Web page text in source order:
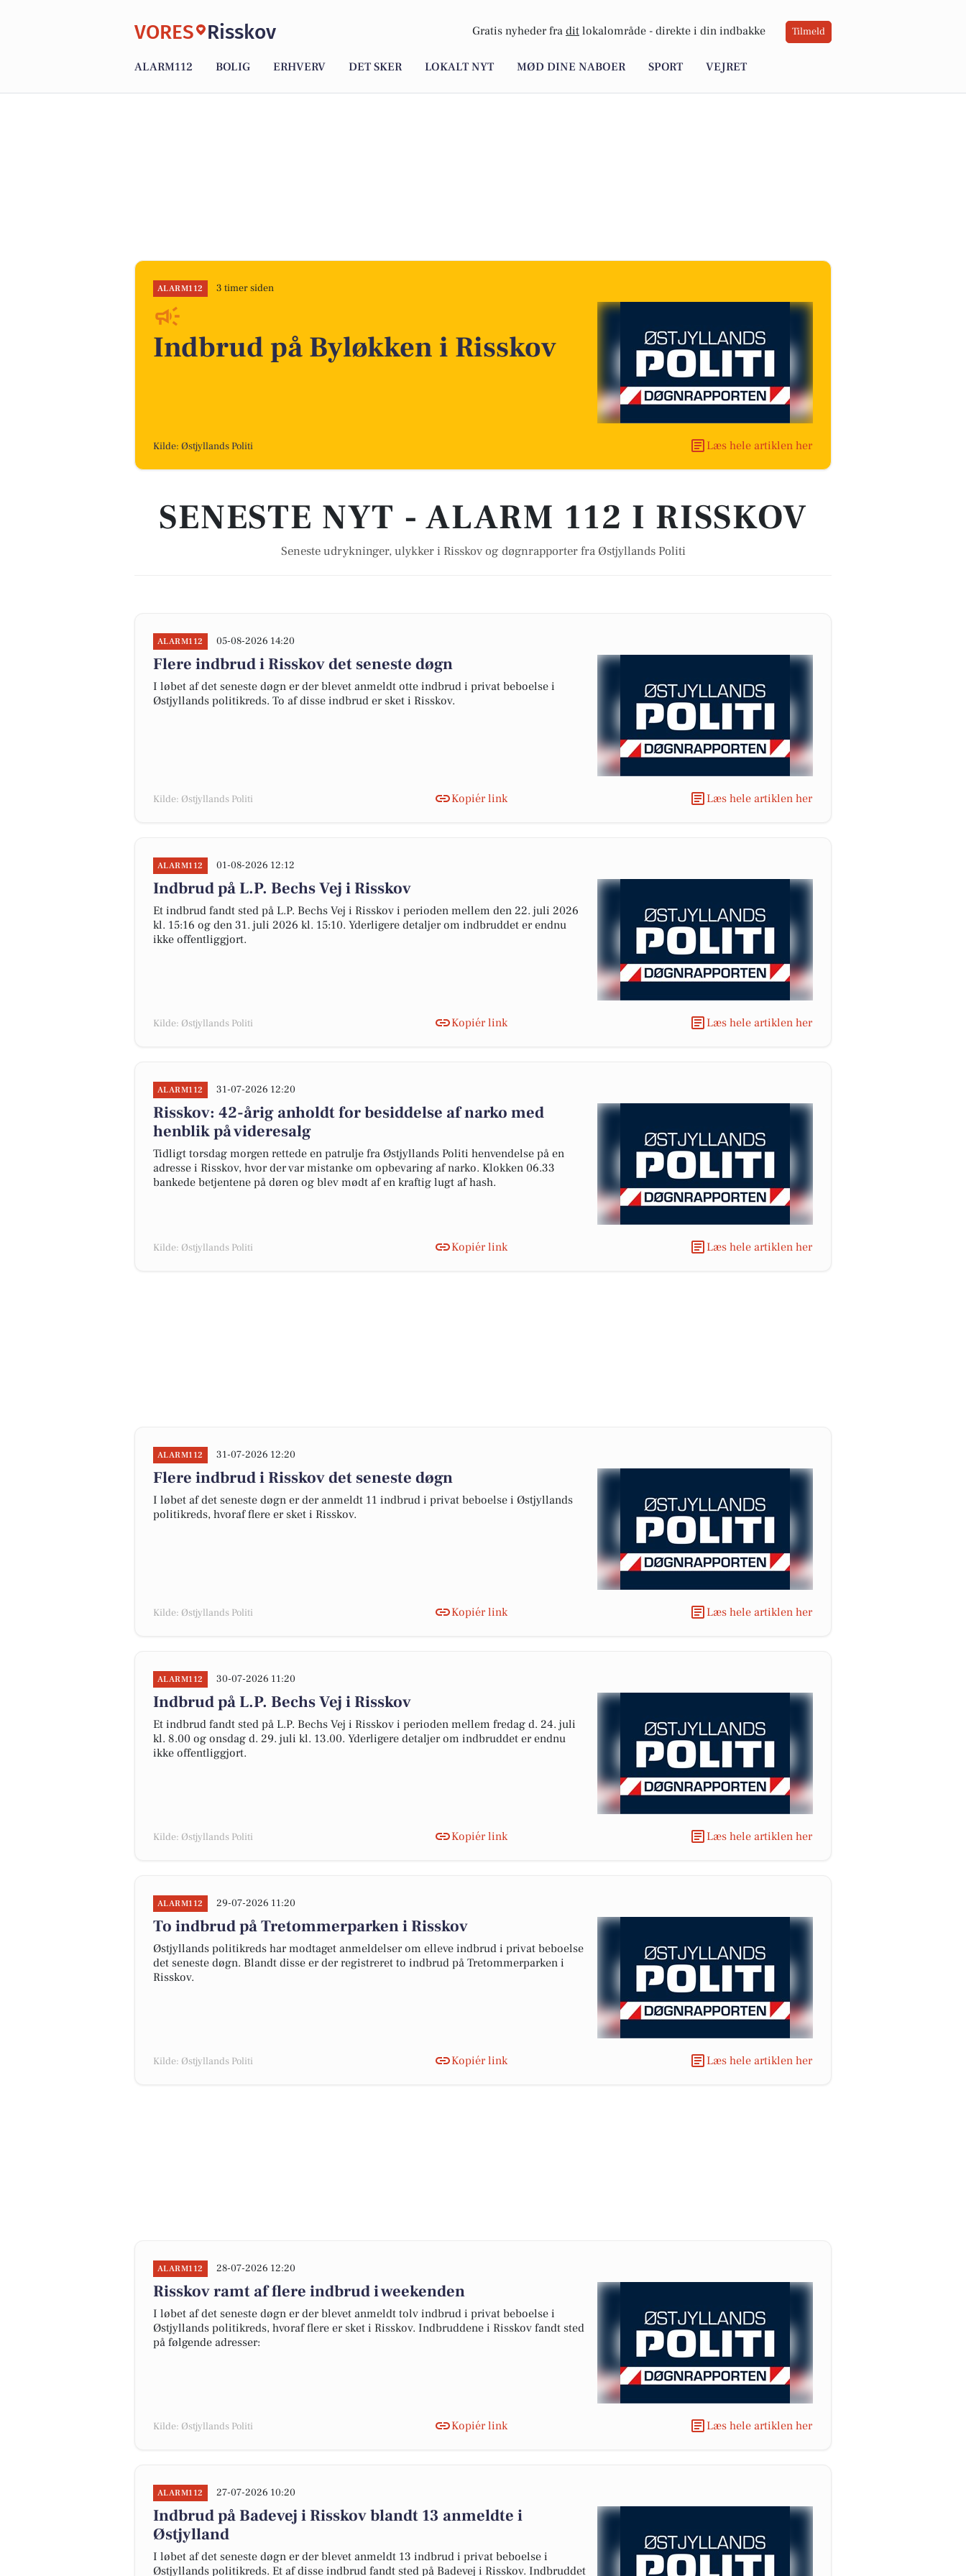
VORES Risskov Gratis nyheder fra dit lokalområde - direkte i din indbakke Tilmeld
ALARM112 BOLIG ERHVERV DET SKER LOKALT NYT MØD DINE NABOER SPORT VEJRET
ALARM112 3 timer siden
Indbrud på Byløkken i Risskov
Kilde: Østjyllands Politi Læs hele artiklen her
SENESTE NYT - ALARM 112 I RISSKOV
Seneste udrykninger, ulykker i Risskov og døgnrapporter fra Østjyllands Politi
ALARM112 05-08-2026 14:20
Flere indbrud i Risskov det seneste døgn
I løbet af det seneste døgn er der blevet anmeldt otte indbrud i privat beboelse i
Østjyllands politikreds. To af disse indbrud er sket i Risskov.
Kilde: Østjyllands Politi Kopiér link Læs hele artiklen her
ALARM112 01-08-2026 12:12
Indbrud på L.P. Bechs Vej i Risskov
Et indbrud fandt sted på L.P. Bechs Vej i Risskov i perioden mellem den 22. juli 2026
kl. 15:16 og den 31. juli 2026 kl. 15:10. Yderligere detaljer om indbruddet er endnu
ikke offentliggjort.
Kilde: Østjyllands Politi Kopiér link Læs hele artiklen her
ALARM112 31-07-2026 12:20
Risskov: 42-årig anholdt for besiddelse af narko med
henblik på videresalg
Tidligt torsdag morgen rettede en patrulje fra Østjyllands Politi henvendelse på en
adresse i Risskov, hvor der var mistanke om opbevaring af narko. Klokken 06.33
bankede betjentene på døren og blev mødt af en kraftig lugt af hash.
Kilde: Østjyllands Politi Kopiér link Læs hele artiklen her
ALARM112 31-07-2026 12:20
Flere indbrud i Risskov det seneste døgn
I løbet af det seneste døgn er der anmeldt 11 indbrud i privat beboelse i Østjyllands
politikreds, hvoraf flere er sket i Risskov.
Kilde: Østjyllands Politi Kopiér link Læs hele artiklen her
ALARM112 30-07-2026 11:20
Indbrud på L.P. Bechs Vej i Risskov
Et indbrud fandt sted på L.P. Bechs Vej i Risskov i perioden mellem fredag d. 24. juli
kl. 8.00 og onsdag d. 29. juli kl. 13.00. Yderligere detaljer om indbruddet er endnu
ikke offentliggjort.
Kilde: Østjyllands Politi Kopiér link Læs hele artiklen her
ALARM112 29-07-2026 11:20
To indbrud på Tretommerparken i Risskov
Østjyllands politikreds har modtaget anmeldelser om elleve indbrud i privat beboelse
det seneste døgn. Blandt disse er der registreret to indbrud på Tretommerparken i
Risskov.
Kilde: Østjyllands Politi Kopiér link Læs hele artiklen her
ALARM112 28-07-2026 12:20
Risskov ramt af flere indbrud i weekenden
I løbet af det seneste døgn er der blevet anmeldt tolv indbrud i privat beboelse i
Østjyllands politikreds, hvoraf flere er sket i Risskov. Indbruddene i Risskov fandt sted
på følgende adresser:
Kilde: Østjyllands Politi Kopiér link Læs hele artiklen her
ALARM112 27-07-2026 10:20
Indbrud på Badevej i Risskov blandt 13 anmeldte i
Østjylland
I løbet af det seneste døgn er der blevet anmeldt 13 indbrud i privat beboelse i
Østjyllands politikreds. Et af disse indbrud fandt sted på Badevej i Risskov. Indbruddet